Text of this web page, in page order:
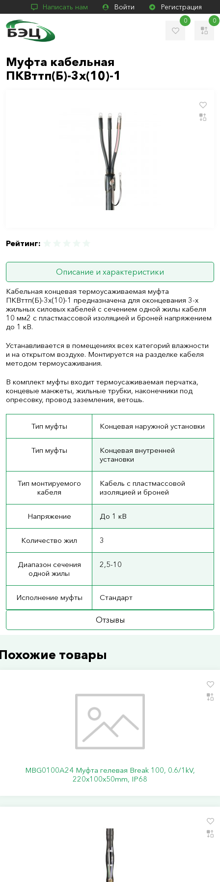
Написать нам Войти Регистрация
0 0
Муфта кабельная
ПКВттп(Б)-3х(10)-1
Рейтинг:
Описание и характеристики
Кабельная концевая термоусаживаемая муфта
ПКВттп(Б)-3х(10)-1 предназначена для оконцевания 3-х
жильных силовых кабелей с сечением одной жилы кабеля
10 мм2 с пластмассовой изоляцией и броней напряжением
до 1 кВ.
Устанавливается в помещениях всех категорий влажности
и на открытом воздухе. Монтируется на разделке кабеля
методом термоусаживания.
В комплект муфты входит термоусаживаемая перчатка,
концевые манжеты, жильные трубки, наконечники под
опресовку, провод заземления, ветошь.
Тип муфты Концевая наружной установки
Тип муфты
Концевая внутренней
установки
Тип монтируемого
кабеля
Кабель с пластмассовой
изоляцией и броней
Напряжение До 1 кВ
Количество жил 3
Диапазон сечения
одной жилы
2,5-10
Исполнение муфты Стандарт
Отзывы
товары
MBG0100A24 Муфта гелевая Break 100, 0.6/1kV,
220x100x50mm, IP68